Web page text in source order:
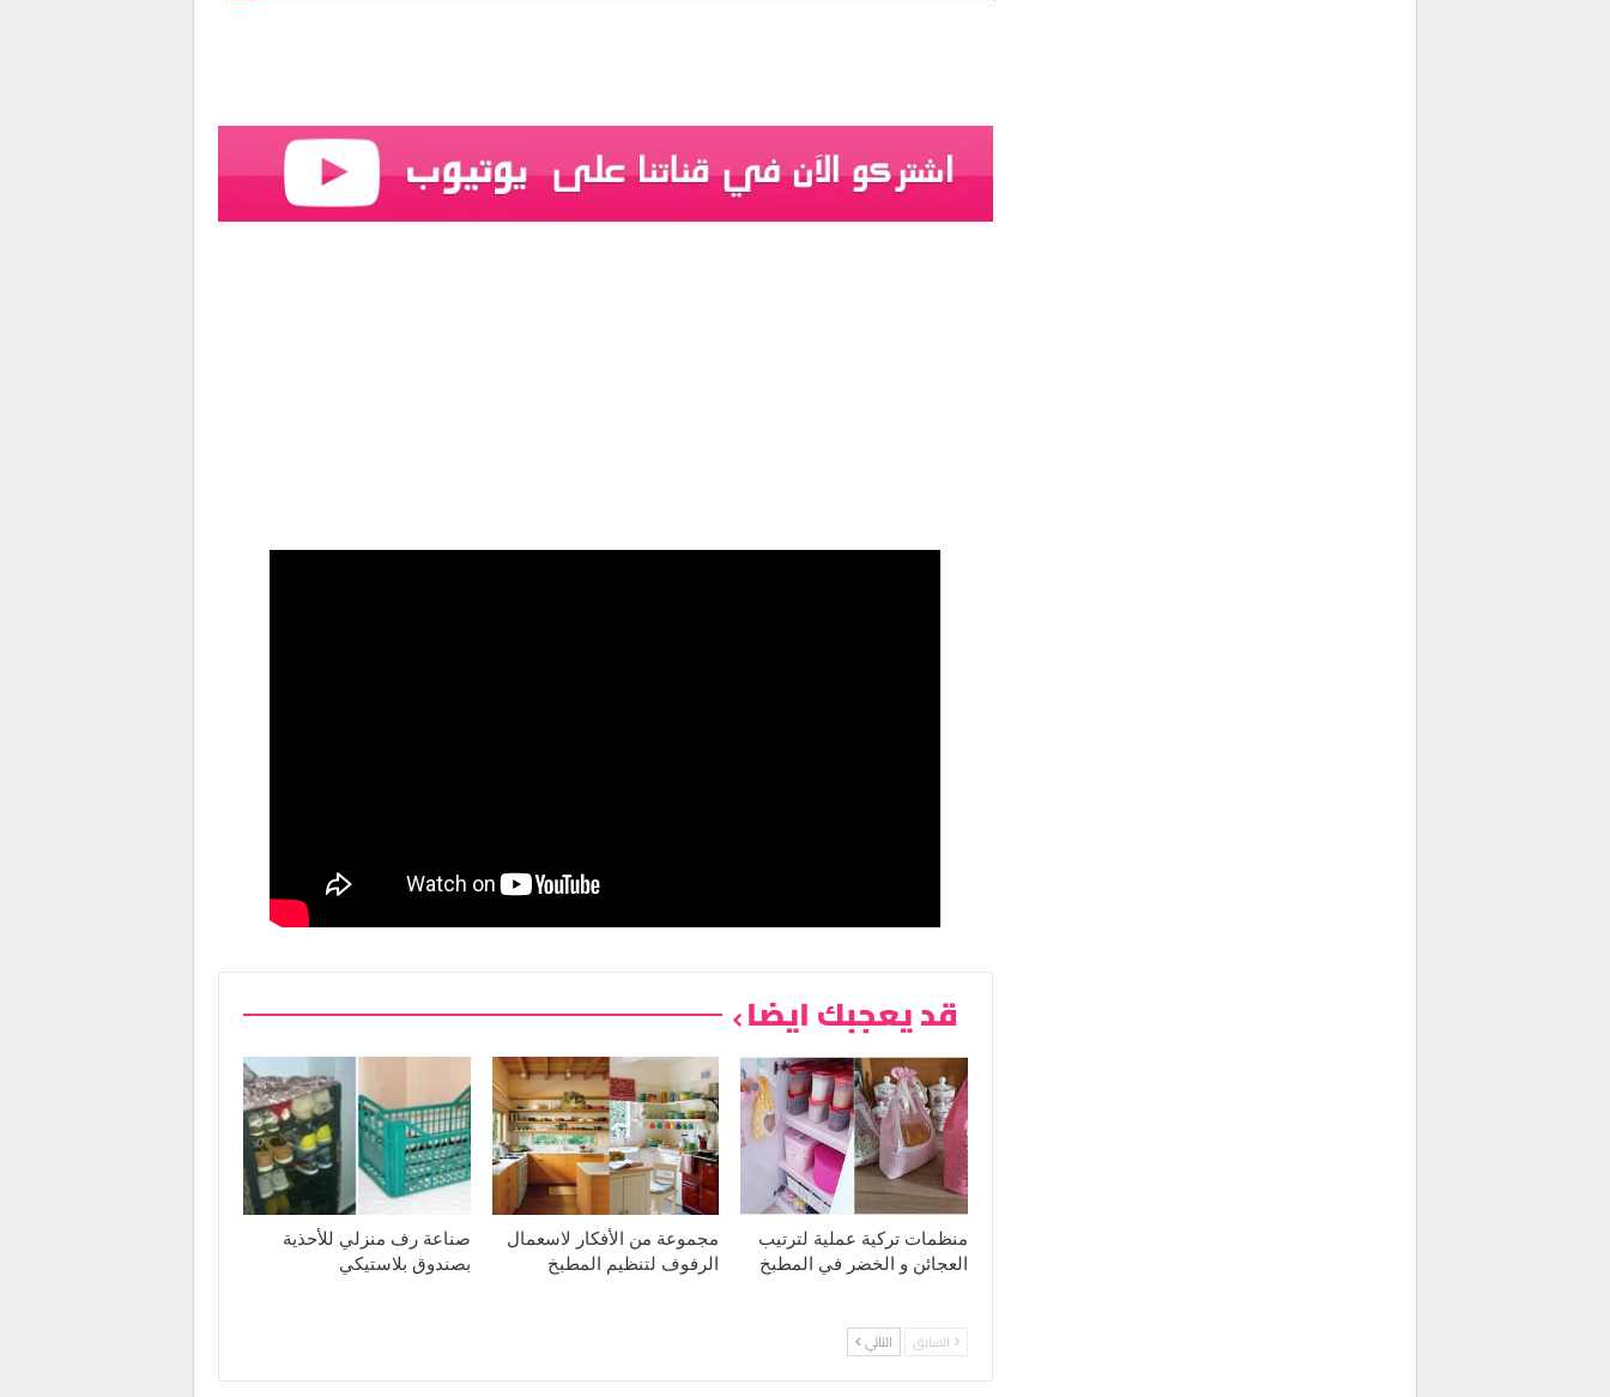
قد يعجبك ايضا
منظمات تركية عملية لترتيب
العجائن و الخضر في المطبخ
مجموعة من الأفكار لاسعمال
الرفوف لتنظيم المطبخ
صناعة رف منزلي للأحذية
بصندوق بلاستيكي
السابق التالي